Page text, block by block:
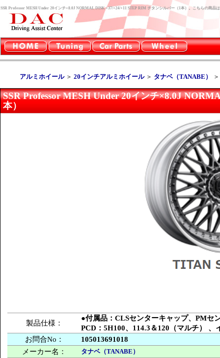
SSR Professor MESH Under 20インチ×8.0J NORMAL DISK +37/+24/+11 STEP RIM チタンシルバー（1本）。こちらの商品
アルミホイール＞ 20インチアルミホイール＞ タナベ（TANABE）
SSR Professor MESH Under 20インチ×8.0J
本）
製品仕様：
●付属品：CLSセンターキャップ、PM
PCD：5H100、114.3＆120（マルチ） 、
お問合No：
105013691018
メーカー名：
タナベ（TANABE）